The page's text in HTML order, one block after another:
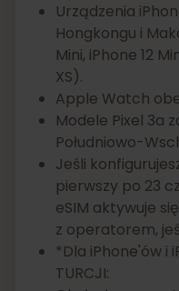
Urządzenia
Hongkongu i
Mini, iPhone 12
XS).
Apple Watch
Modele Pixel 3a
Południowo-
Jeśli
pierwszy po 23
eSIM aktywuje
z operatorem,
*Dla iPhone'ów i
TURCJI: